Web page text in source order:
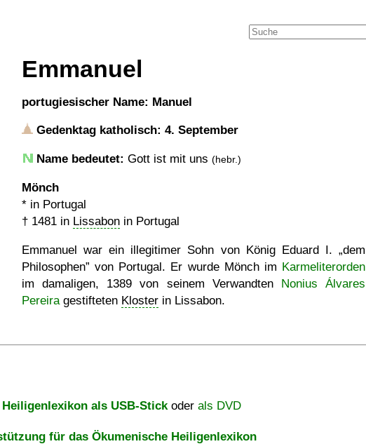
Emmanuel
portugiesischer Name: Manuel
Gedenktag katholisch: 4. September
Name bedeutet: Gott ist mit uns (hebr.)
Mönch
* in Portugal
† 1481 in Lissabon in Portugal
Emmanuel war ein illegitimer Sohn von König Eduard I.
dem
Philosophen
von Portugal. Er wurde Mönch im Karmeliterorden
im damaligen, 1389 von seinem Verwandten Nonius Álvares
Pereiragestifteten Kloster in Lissabon.
Heiligenlexikon als USB-Stickoder als DVD
für das Ökumenische Heiligenlexikon